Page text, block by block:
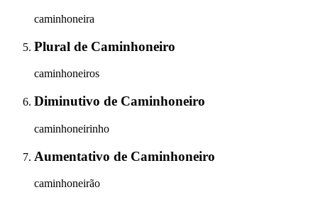
caminhoneira
Plural de Caminhoneiro
caminhoneiros
Diminutivo de Caminhoneiro
caminhoneirinho
Aumentativo de Caminhoneiro
caminhoneirão